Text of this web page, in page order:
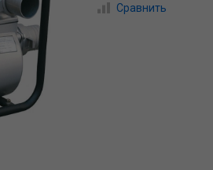
Сравнить